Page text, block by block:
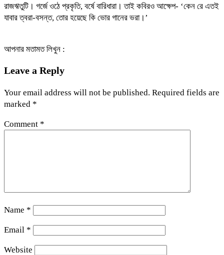
রাজঋতুটি। গর্জে ওঠে প্রকৃতি, বর্ষে বারিধারা। তাই কবিরও আক্ষেপ- ‘কেন রে এতই
যাবার ত্বরা-বসন্ত, তোর হয়েছে কি ভোর গানের ভরা।’
আপনার মতামত লিখুন :
Leave a Reply
Your email address will not be published. Required fields are
marked *
Comment *
Name *
Email *
Website